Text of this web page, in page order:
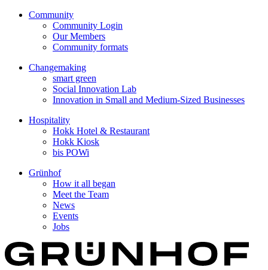
Community
Community Login
Our Members
Community formats
Changemaking
smart green
Social Innovation Lab
Innovation in Small and Medium-Sized Businesses
Hospitality
Hokk Hotel & Restaurant
Hokk Kiosk
bis POWi
Grünhof
How it all began
Meet the Team
News
Events
Jobs